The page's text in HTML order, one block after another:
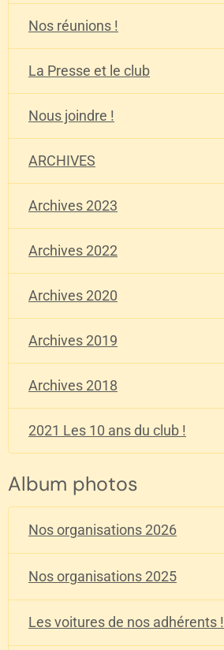
Nos réunions !
La Presse et le club
Nous joindre !
ARCHIVES
Archives 2023
Archives 2022
Archives 2020
Archives 2019
Archives 2018
2021 Les 10 ans du club !
Album photos
Nos organisations 2026
Nos organisations 2025
Les voitures de nos adhérents !